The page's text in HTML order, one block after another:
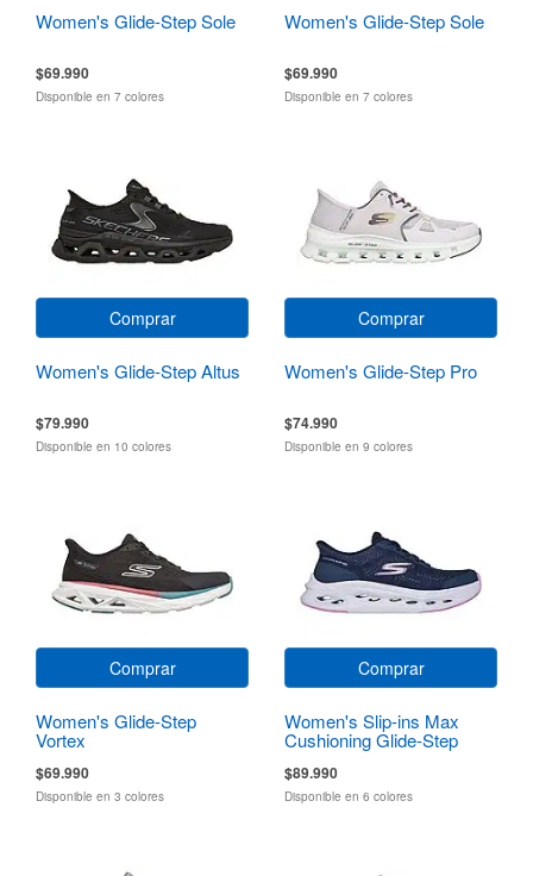
Women's Glide-Step Sole
$69.990
Disponible en 7 colores
Women's Glide-Step Sole
$69.990
Disponible en 7 colores
Comprar
Women's Glide-Step Altus
$79.990
Disponible en 10 colores
Comprar
Women's Glide-Step Pro
$74.990
Disponible en 9 colores
Comprar
Women's Glide-Step
Vortex
$69.990
Disponible en 3 colores
Comprar
Women's Slip-ins Max
Cushioning Glide-Step
$89.990
Disponible en 6 colores